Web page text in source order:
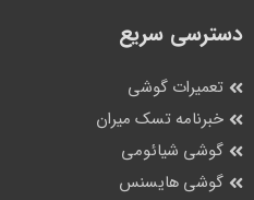
دسترسی سریع
تعمیرات گوشی
خبرنامه تسک میران
گوشی شیائومی
گوشی هایسنس